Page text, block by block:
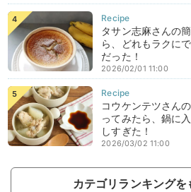
タサン志麻さんの
ら、どれもラクに
だった！
2026/02/01 11:00
コウケンテツさん
ってみたら、鍋に
しすぎた！
2026/03/02 11:00
カテゴリランキングを